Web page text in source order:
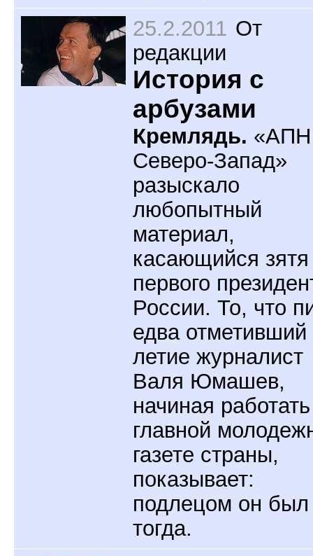
25.2.2011 От
редакции
История с
арбузами
Кремлядь. «АПН
Северо-Запад»
разыскало
любопытный
материал,
касающийся зятя
первого
России. То, что
едва отметивший
летие журналист
Валя Юмашев,
начиная
главной
газете страны,
показывает:
подлецом он
тогда.